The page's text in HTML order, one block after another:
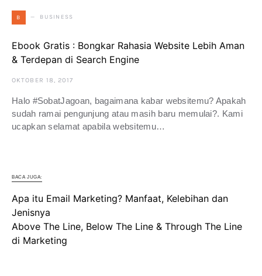
B BUSINESS
Ebook Gratis : Bongkar Rahasia Website Lebih Aman
& Terdepan di Search Engine
OKTOBER 18, 2017
Halo #SobatJagoan, bagaimana kabar websitemu? Apakah
sudah ramai pengunjung atau masih baru memulai?. Kami
ucapkan selamat apabila websitemu…
BACA JUGA:
Apa itu Email Marketing? Manfaat, Kelebihan dan
Jenisnya
Above The Line, Below The Line & Through The Line
di Marketing